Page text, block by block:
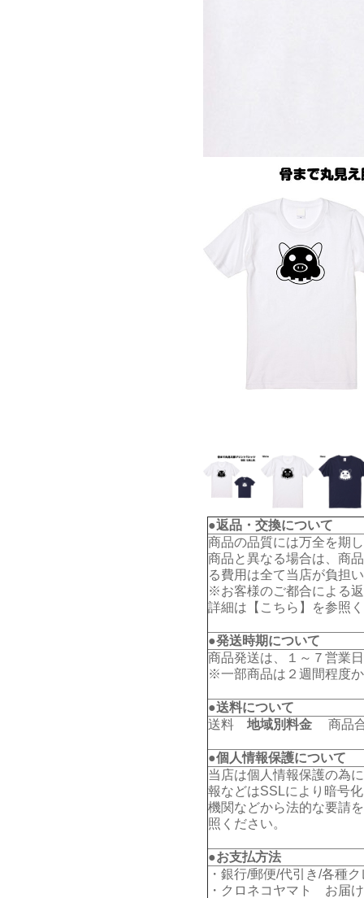
●返品・交換について
商品の品質には万全を期
商品と異なる場合は、商
る費用は全て当店が負担
※お客様のご都合による
詳細は【 こちら 】を参照
●発送時期について
商品発送は、１～７営業
※一部商品は２週間程度
●送料について
送料 地域別料金 商品合
●個人情報保護について
当店は個人情報保護の為
報などはSSLにより暗号
機関などから法的な要請
照ください。
●お支払方法
・銀行/郵便/代引き/各種
・クロネコヤマト お届